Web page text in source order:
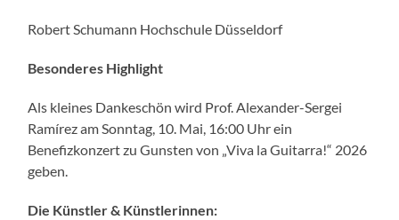
Robert Schumann Hochschule Düsseldorf
Besonderes Highlight
Als kleines Dankeschön wird Prof. Alexander-Sergei
Ramírez am Sonntag, 10. Mai, 16:00 Uhr ein
Benefizkonzert zu Gunsten von „Viva la Guitarra!“ 2026
geben.
Die Künstler & Künstlerinnen: